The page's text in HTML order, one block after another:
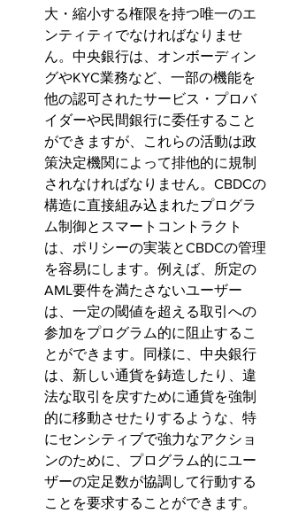
大・縮小する権限を持つ唯一のエ
ンティティでなければなりませ
ん。中央銀行は、オンボーディン
グやKYC業務など、一部の機能を
他の認可されたサービス・プロバ
イダーや民間銀行に委任すること
ができますが、これらの活動は政
策決定機関によって排他的に規制
されなければなりません。CBDCの
構造に直接組み込まれたプログラ
ム制御とスマートコントラクト
は、ポリシーの実装とCBDCの管理
を容易にします。例えば、所定の
AML要件を満たさないユーザー
は、一定の閾値を超える取引への
参加をプログラム的に阻止するこ
とができます。同様に、中央銀行
は、新しい通貨を鋳造したり、違
法な取引を戻すために通貨を強制
的に移動させたりするような、特
にセンシティブで強力なアクショ
ンのために、プログラム的にユー
ザーの定足数が協調して行動する
ことを要求することができます。